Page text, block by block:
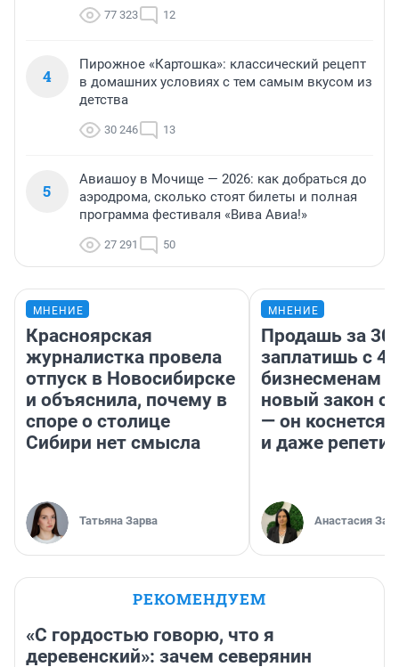
77 323 12
4
Пирожное «Картошка»: классический рецепт
в домашних условиях с тем самым вкусом из
детства
30 246 13
5
Авиашоу в Мочище — 2026: как добраться до
аэродрома, сколько стоят билеты и полная
программа фестиваля «Вива Авиа!»
27 291 50
МНЕНИЕ
Красноярская
журналистка провела
отпуск в Новосибирске
и объяснила, почему в
споре о столице
Сибири нет смысла
Татьяна Зарва
МНЕНИЕ
Продашь за
заплатишь с
бизнесменам
новый закон о
— он коснется
и даже
Анастасия
РЕКОМЕНДУЕМ
«С гордостью говорю, что я
деревенский»: зачем северянин